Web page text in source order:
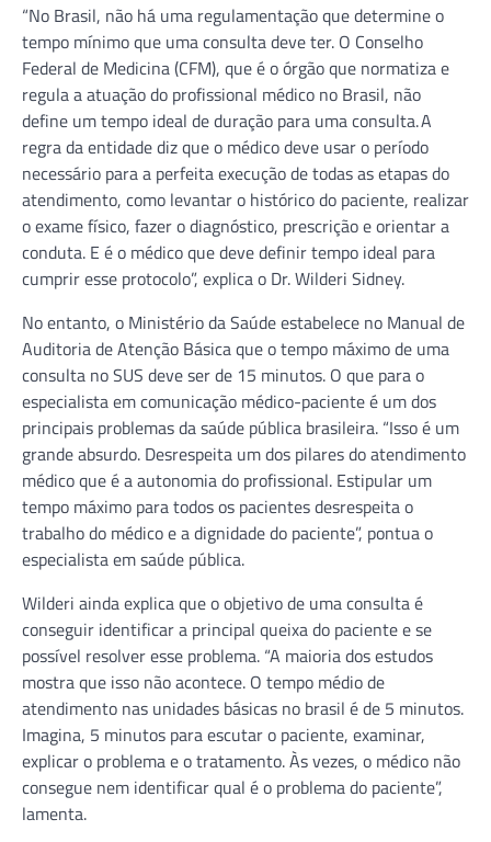
“No Brasil, não há uma regulamentação que determine o
tempo mínimo que uma consulta deve ter. O Conselho
Federal de Medicina (CFM), que é o órgão que normatiza e
regula a atuação do profissional médico no Brasil, não
define um tempo ideal de duração para uma consulta. A
regra da entidade diz que o médico deve usar o período
necessário para a perfeita execução de todas as etapas do
atendimento, como levantar o histórico do paciente, realizar
o exame físico, fazer o diagnóstico, prescrição e orientar a
conduta. E é o médico que deve definir tempo ideal para
cumprir esse protocolo”, explica o Dr. Wilderi Sidney.
No entanto, o Ministério da Saúde estabelece no Manual de
Auditoria de Atenção Básica que o tempo máximo de uma
consulta no SUS deve ser de 15 minutos. O que para o
especialista em comunicação médico-paciente é um dos
principais problemas da saúde pública brasileira. “Isso é um
grande absurdo. Desrespeita um dos pilares do atendimento
médico que é a autonomia do profissional. Estipular um
tempo máximo para todos os pacientes desrespeita o
trabalho do médico e a dignidade do paciente”, pontua o
especialista em saúde pública.
Wilderi ainda explica que o objetivo de uma consulta é
conseguir identificar a principal queixa do paciente e se
possível resolver esse problema. “A maioria dos estudos
mostra que isso não acontece. O tempo médio de
atendimento nas unidades básicas no brasil é de 5 minutos.
Imagina, 5 minutos para escutar o paciente, examinar,
explicar o problema e o tratamento. Às vezes, o médico não
consegue nem identificar qual é o problema do paciente”,
lamenta.